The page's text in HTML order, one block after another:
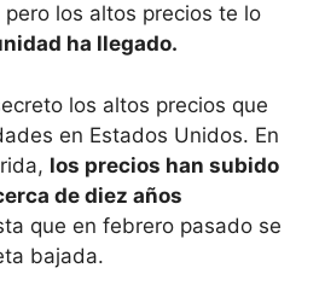
los altos precios te lo
ha llegado.
los altos precios que
en Estados Unidos. En
los precios han subido
de diez años
que en febrero pasado se
bajada.